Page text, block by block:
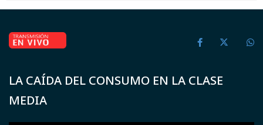
LA CAÍDA DEL CONSUMO EN LA CLASE
MEDIA